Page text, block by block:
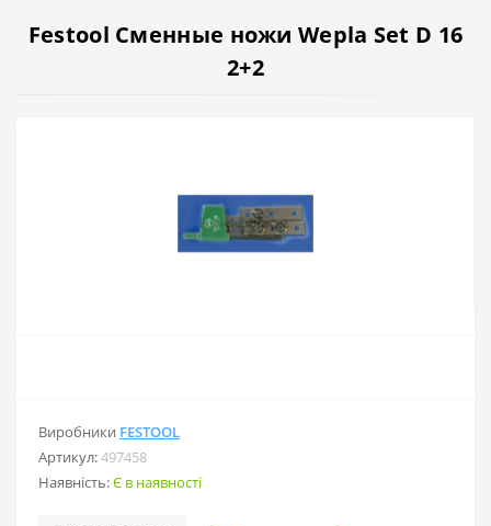
Festool Сменные ножи Wepla Set D 16
2+2
Виробники FESTOOL
Артикул:497458
Наявність:Є в наявності